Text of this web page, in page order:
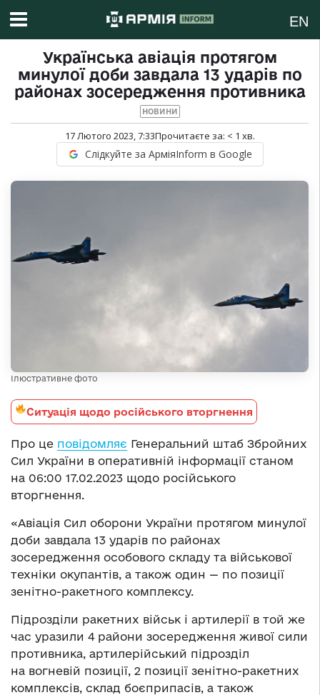
EN
Українська авіація протягом
минулої доби завдала 13 ударів по
районах зосередження противника
НОВИНИ
17 Лютого 2023, 7:33Прочитаєте за: < 1 хв.
Слідкуйте за АрміяInform в Google
Ілюстративне фото
Ситуація щодо російського вторгнення
Про це повідомляє Генеральний штаб Збройних
Сил України в оперативній інформації станом
на 06:00 17.02.2023 щодо російського
вторгнення.
«Авіація Сил оборони України протягом минулої
доби завдала 13 ударів по районах
зосередження особового складу та військової
техніки окупантів, а також один — по позиції
зенітно-ракетного комплексу.
Підрозділи ракетних військ і артилерії в той же
час уразили 4 райони зосередження живої сили
противника, артилерійський підрозділ
на вогневій позиції, 2 позиції зенітно-ракетних
комплексів, склад боєприпасів, а також